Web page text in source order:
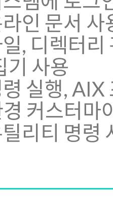
인 문서 사
, 디렉터리
기 사용
실행, AIX
커스터마
리티 명령